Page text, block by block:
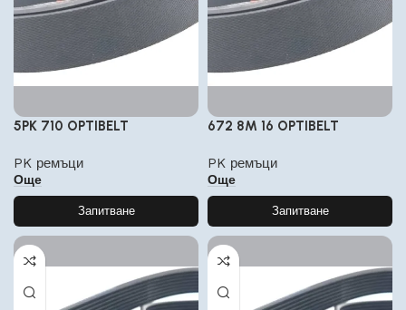
5PK 710 OPTIBELT
PK ремъци
Още
Запитване
672 8M 16 OPTIBELT
PK ремъци
Още
Запитване